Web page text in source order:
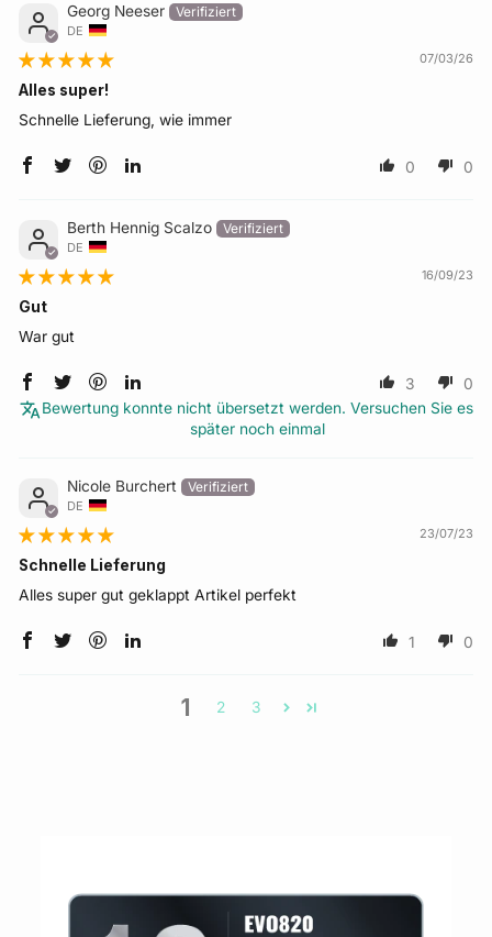
Georg Neeser
DE
07/03/26
Alles super!
Schnelle Lieferung, wie immer
0 0
Berth Hennig Scalzo
DE
16/09/23
Gut
War gut
3
0
Bewertung konnte nicht übersetzt werden. Versuchen Sie es
später noch einmal
Nicole Burchert
DE
23/07/23
Schnelle Lieferung
Alles super gut geklappt Artikel perfekt
1 0
1 2 3